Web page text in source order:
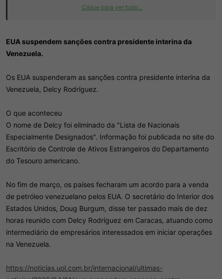
Venezuela
Clique para ver tudo...
EUA suspendem sanções contra presidente interina da
Venezuela.
Os EUA suspenderam as sanções contra presidente interina da
Venezuela, Delcy Rodríguez.
O que aconteceu
O nome de Delcy foi eliminado da "Lista de Nacionais
Especialmente Designados". Informação foi publicada no site do
Escritório de Controle de Ativos Estrangeiros do Departamento
do Tesouro americano.
No fim de março, os países fecharam um acordo para a venda
de petróleo venezuelano pelos EUA. O secretário do Interior dos
Estados Unidos, Doug Burgum, disse ter passado mais de dez
horas reunido com Delcy Rodríguez em Caracas, atuando como
intermediário de empresários interessados em iniciar operações
na Venezuela.
https://noticias.uol.com.br/internacional/ultimas-